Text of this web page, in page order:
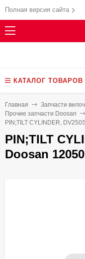
Полная версия сайта
КАТАЛОГ ТОВАРОВ
Главная Запчасти
Прочие запчасти Doosan
PIN;TILT CYLINDER,
PIN;TILT
Doosan